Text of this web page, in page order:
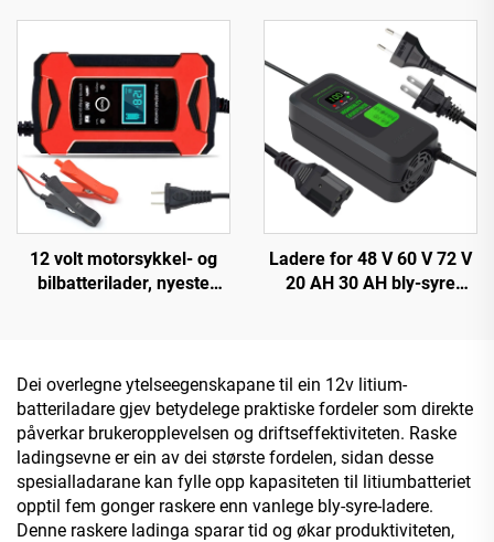
12V6A automatisk
strømforsyning med OVP-
beskyttelse Pd
reparasjonsbatterilader,
intelligent pulsreparasjon
12V batterilader
12 volt motorsykkel- og
bilbatterilader, nyeste
produkter
Ladere for 48 V 60 V 72 V
20 AH 30 AH bly-syre
tohjulstrekk
Dei overlegne ytelseegenskapane til ein 12v litium-
batteriladare gjev betydelege praktiske fordeler som direkte
påverkar brukeropplevelsen og driftseffektiviteten. Raske
ladingsevne er ein av dei største fordelen, sidan desse
spesialladarane kan fylle opp kapasiteten til litiumbatteriet
opptil fem gonger raskere enn vanlege bly-syre-ladere.
Denne raskere ladinga sparar tid og økar produktiviteten,